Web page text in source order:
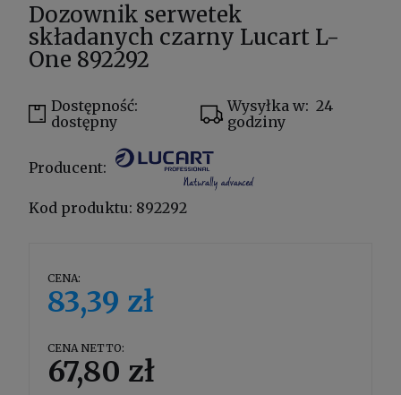
Dozownik serwetek
składanych czarny Lucart L-
One 892292
Dostępność:
dostępny
Wysyłka w: 24
godziny
Producent:
Kod produktu: 892292
CENA:
83,39 zł
CENA NETTO:
67,80 zł